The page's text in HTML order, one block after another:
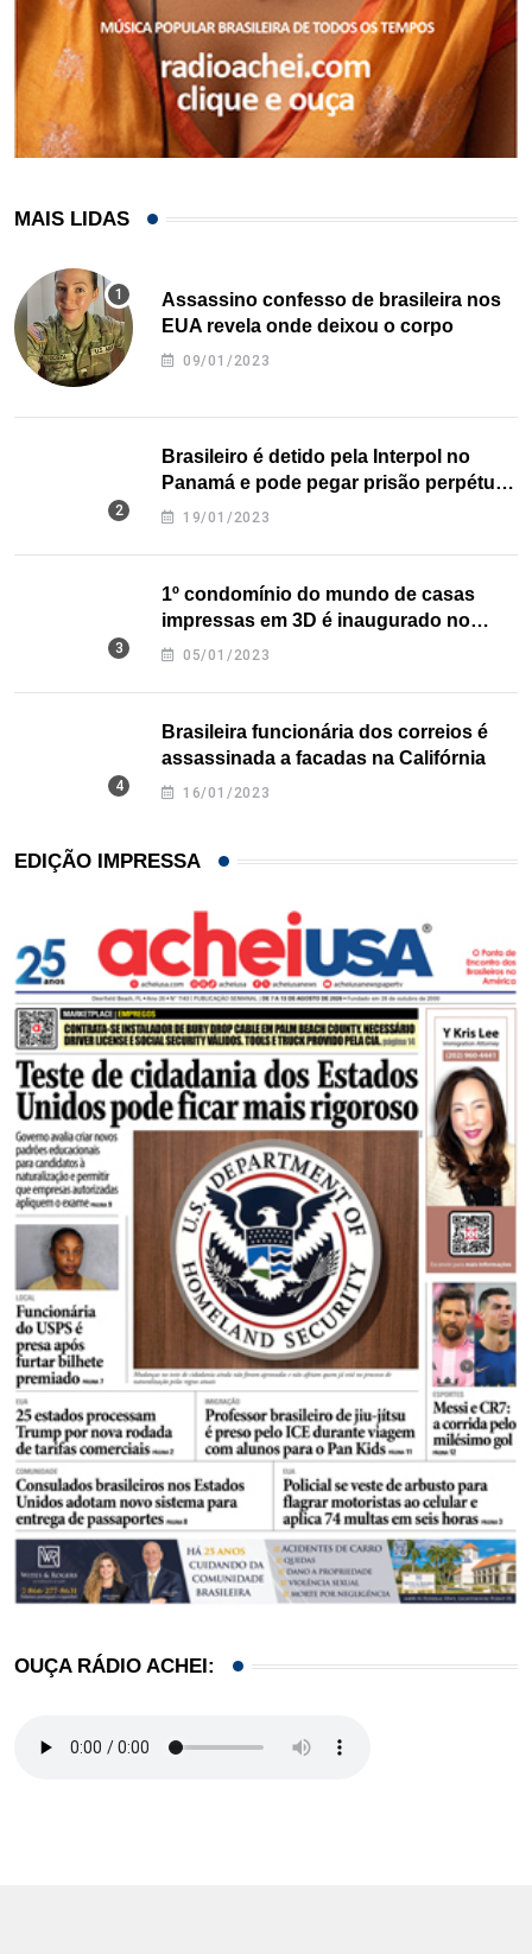
MAIS LIDAS
Assassino confesso de brasileira nos
EUA revela onde deixou o corpo
09/01/2023
Brasileiro é detido pela Interpol no
Panamá e pode pegar prisão perpétua
nos EUA
19/01/2023
1º condomínio do mundo de casas
impressas em 3D é inaugurado no
Texas
05/01/2023
Brasileira funcionária dos correios é
assassinada a facadas na Califórnia
16/01/2023
EDIÇÃO IMPRESSA
OUÇA RÁDIO ACHEI: